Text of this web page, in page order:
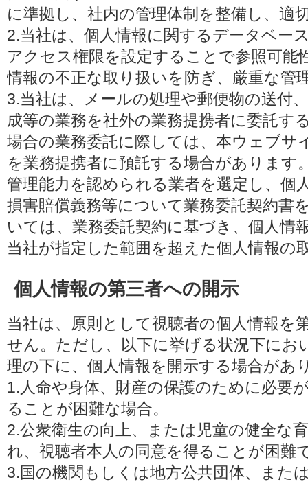
に準拠し、社内の管理体制を整備し、適
2.当社は、個人情報に関するデータベー
アクセス権限を設定することで参照可能
情報の不正な取り扱いを防ぎ、厳重な管
3.当社は、メールの処理や郵便物の送付
成等の業務を社外の業務提携者に委託す
場合の業務委託に際しては、本ウェブサ
を業務提携者に預託する場合があります
管理能力を認められる業者を選定し、個
損害賠償義務等について業務委託契約書
いては、業務委託契約に基づき、個人情
当社が指定した範囲を超えた個人情報の
個人情報の第三者への開示
当社は、原則として視聴者の個人情報を
せん。ただし、以下に挙げる状況下にお
理の下に、個人情報を開示する場合があ
1.人命や身体、財産の保護のために必要
ることが困難な場合。
2.公衆衛生の向上、または児童の健全な
れ、視聴者本人の同意を得ることが困難
3.国の機関もしくは地方公共団体、また